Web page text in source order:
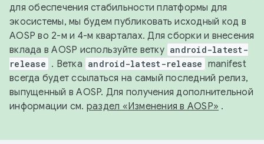
для обеспечения стабильности платформы для
экосистемы, мы будем публиковать исходный код в
AOSP во 2-м и 4-м кварталах. Для сборки и внесения
вклада в AOSP используйте ветку android-latest-
release . Ветка android-latest-release manifest
всегда будет ссылаться на самый последний релиз,
выпущенный в AOSP. Для получения дополнительной
информации см. раздел «Изменения в AOSP» .